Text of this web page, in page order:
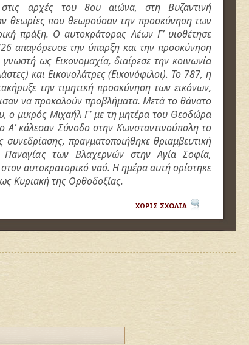
αρχές του 8ου αιώνα, στη Βυζαντινή
θεωρίες που θεωρούσαν την προσκύνηση των
πράξη. Ο αυτοκράτορας Λέων Γ’ υιοθέτησε
απαγόρευσε την ύπαρξη και την προσκύνηση
ως Εικονομαχία, διαίρεσε την κοινωνία
και Εικονολάτρες (Εικονόφιλοι). Το 787, η
την τιμητική προσκύνηση των εικόνων,
να προκαλούν προβλήματα. Μετά το θάνατο
ο μικρός Μιχαήλ Γ’ με τη μητέρα του Θεοδώρα
Α’ κάλεσαν Σύνοδο στην Κωνσταντινούπολη το
πραγματοποιήθηκε θριαμβευτική
των Βλαχερνών στην Αγία Σοφία,
στον αυτοκρατορικό ναό. Η ημέρα αυτή ορίστηκε
Κυριακή της Ορθοδοξίας.
ΧΩΡΙΣ ΣΧΟΛΙΑ